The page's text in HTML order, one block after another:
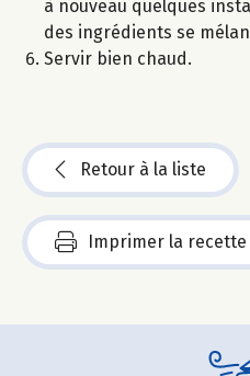
à nouveau quelques
des ingrédients se
Servir bien chaud.
Retour à la liste
Imprimer la recette